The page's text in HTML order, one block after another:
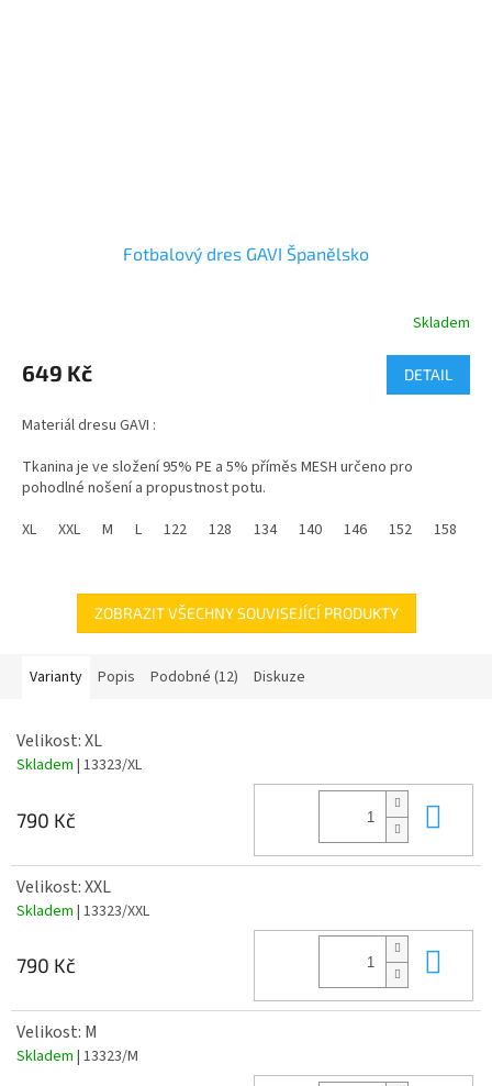
Fotbalový dres GAVI Španělsko
produktu
je
z
hvězdiček.
Skladem
649 Kč DETAIL
Materiál dresu GAVI :
Tkanina je ve složení 95% PE a 5% příměs MESH určeno pro
pohodlné nošení a propustnost potu.
Dres GAVI Španělsko je ikonickým kouskem, který reprezentuje
XL XXL M L 122 128 134 140 146 152 158
ZOBRAZIT VŠECHNY SOUVISEJÍCÍ PRODUKTY
Varianty Popis Podobné (12) Diskuze
Velikost: XL
Skladem | 13323/XL
790 Kč
Velikost: XXL
Skladem | 13323/XXL
790 Kč
Velikost: M
Skladem | 13323/M